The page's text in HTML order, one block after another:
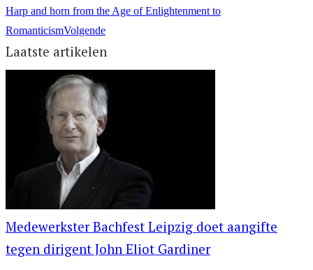
Harp and horn from the Age of Enlightenment to
RomanticismVolgende
Laatste artikelen
Medewerkster Bachfest Leipzig doet aangifte
tegen dirigent John Eliot Gardiner